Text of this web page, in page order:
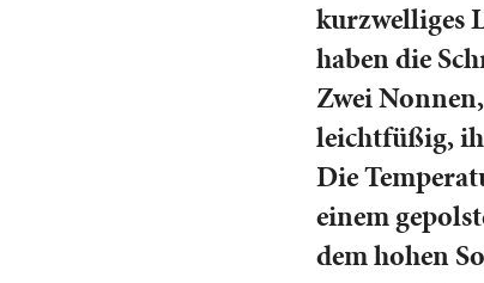
kurzwelliges
haben die
Zwei
leichtfüßig,
Die
einem
dem hohen